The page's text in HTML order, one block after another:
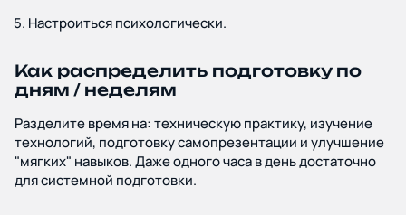
Настроиться психологически.
Как распределить подготовку по
дням / неделям
Разделите время на: техническую практику, изучение
технологий, подготовку самопрезентации и улучшение
"мягких" навыков. Даже одного часа в день достаточно
для системной подготовки.